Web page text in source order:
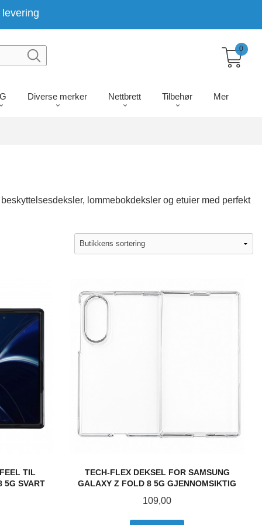
levering
Diverse merker Nettbrett Tilbehør Mer
0
lommebokdeksler og etuier med perfekt
TIL
5G SVART
TECH-FLEX DEKSEL FOR SAMSUNG
GALAXY Z FOLD 8 5G GJENNOMSIKTIG
Pris
109,00